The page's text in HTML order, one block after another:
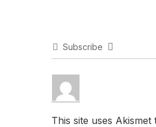
Subscribe
This site uses Akismet